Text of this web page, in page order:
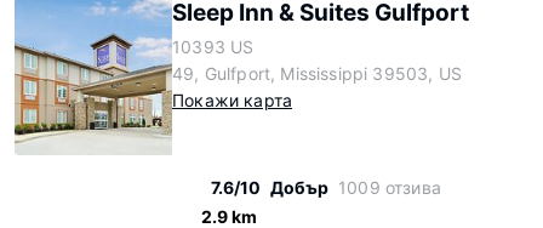
Sleep Inn & Suites Gulfport
10393 US
49, Gulfport, Mississippi 39503, US
Покажи карта
7.6/10 Добър 1009 отзива
2.9 km